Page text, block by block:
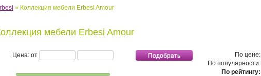
» Коллекция мебели Erbesi Amour
мебели Erbesi Amour
Цена: от минимальная стоимостьмаксимальная стоимость
По цене:
По популярности:
По рейтингу: